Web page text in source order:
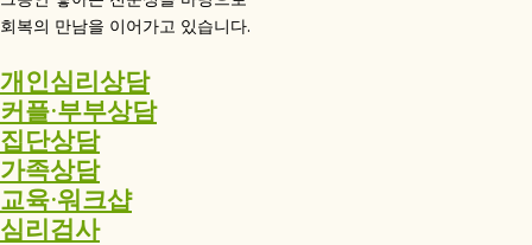
회복의 만남을 이어가고 있습니다.
개인심리상담
커플·부부상담
집단상담
가족상담
교육·워크샵
심리검사